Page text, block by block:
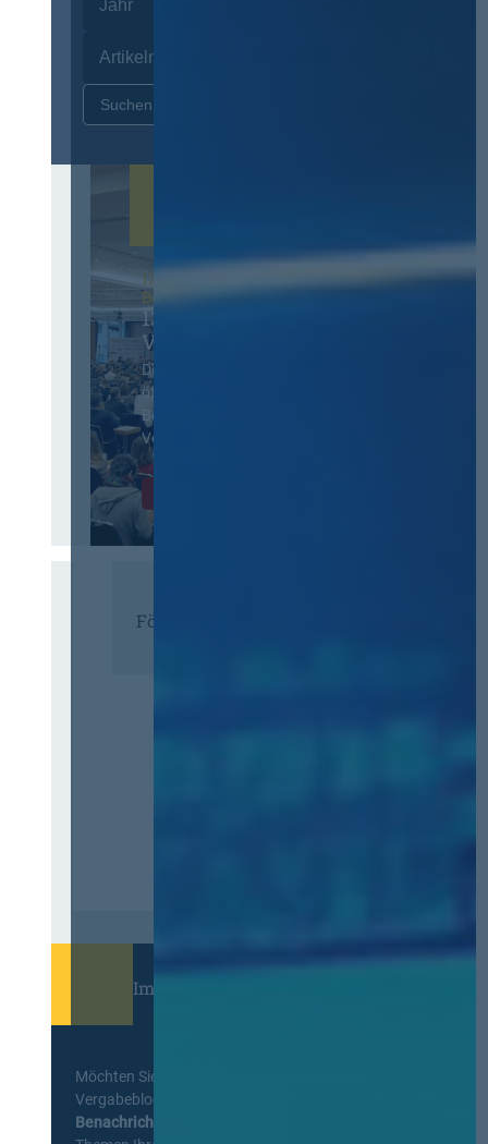
12. & 13. November 2026 in
Berlin
13. Deutscher
Vergabetag
Der Jahreskongress für
öffentliches
Beschaffungswesen und
Vergaberecht
Förderer
Immer informiert bleiben!
Möchten Sie keine Neuigkeiten aus dem
Vergabeblog verpassen? Per
Benachrichtigung